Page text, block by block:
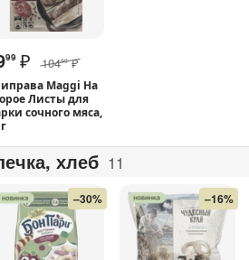
99 ₽ 10499 ₽
Maggi На
Листы для
сочного мяса,
хлеб 11
–30% –16%